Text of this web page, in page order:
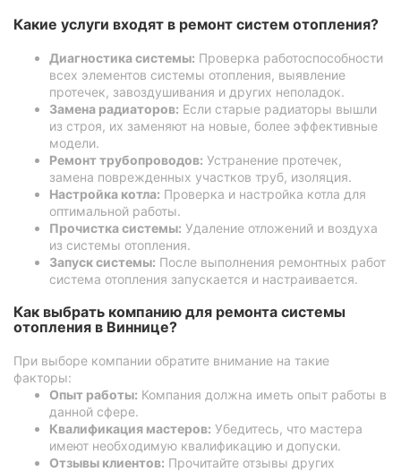
Какие услуги входят в ремонт систем отопления?
Диагностика системы: Проверка работоспособности
всех элементов системы отопления, выявление
протечек, завоздушивания и других неполадок.
Замена радиаторов: Если старые радиаторы вышли
из строя, их заменяют на новые, более эффективные
модели.
Ремонт трубопроводов: Устранение протечек,
замена поврежденных участков труб, изоляция.
Настройка котла: Проверка и настройка котла для
оптимальной работы.
Прочистка системы: Удаление отложений и воздуха
из системы отопления.
Запуск системы: После выполнения ремонтных работ
система отопления запускается и настраивается.
Как выбрать компанию для ремонта системы
отопления в Виннице?
При выборе компании обратите внимание на такие
факторы:
Опыт работы: Компания должна иметь опыт работы в
данной сфере.
Квалификация мастеров: Убедитесь, что мастера
имеют необходимую квалификацию и допуски.
Отзывы клиентов: Прочитайте отзывы других